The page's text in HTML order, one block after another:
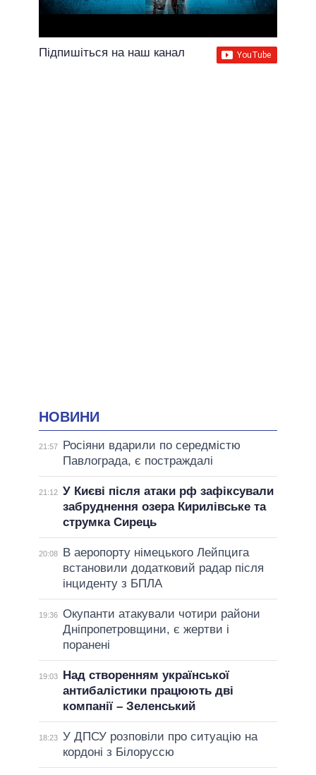
Підпишіться на наш канал
НОВИНИ
21:57
Росіяни вдарили по середмістю
Павлограда, є постраждалі
21:12 У Києві після атаки рф зафіксували
забруднення озера Кирилівське та
струмка Сирець
20:08
В аеропорту німецького Лейпцига
встановили додатковий радар після
інциденту з БПЛА
19:36 Окупанти атакували чотири райони
Дніпропетровщини, є жертви і
поранені
19:03
Над створенням української
антибалістики працюють дві
компанії – Зеленський
18:23 У ДПСУ розповіли про ситуацію на
кордоні з Білоруссю